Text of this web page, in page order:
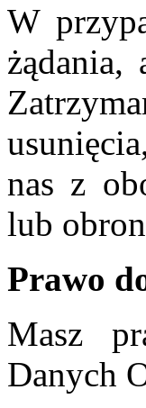
W
żądania,
nas z
lub
Prawo
Masz
Danych